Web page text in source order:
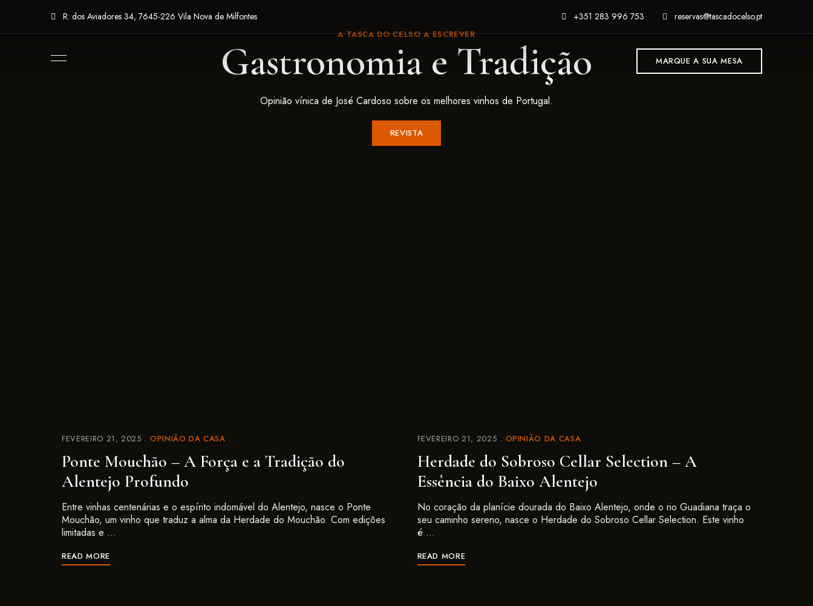
R. dos Aviadores 34, 7645-226 Vila Nova de Milfontes +351 283 996 753 reservas@tascadocelso.pt
MARQUE A SUA MESA
A TASCA DO CELSO A ESCREVER
Gastronomia e Tradição
Opinião vínica de José Cardoso sobre os melhores vinhos de Portugal.
REVISTA
FEVEREIRO 21, 2025 OPINIÃO DA CASA
Ponte Mouchão – A Força e a Tradição do
Alentejo Profundo
Entre vinhas centenárias e o espírito indomável do Alentejo, nasce o Ponte
Mouchão, um vinho que traduz a alma da Herdade do Mouchão. Com edições
limitadas e …
READ MORE
FEVEREIRO 21, 2025 OPINIÃO DA CASA
Herdade do Sobroso Cellar Selection – A
Essência do Baixo Alentejo
No coração da planície dourada do Baixo Alentejo, onde o rio Guadiana traça o
seu caminho sereno, nasce o Herdade do Sobroso Cellar Selection. Este vinho
é …
READ MORE